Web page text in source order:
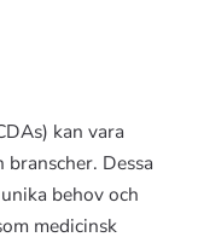
kan vara
Dessa
behov och
medicinsk